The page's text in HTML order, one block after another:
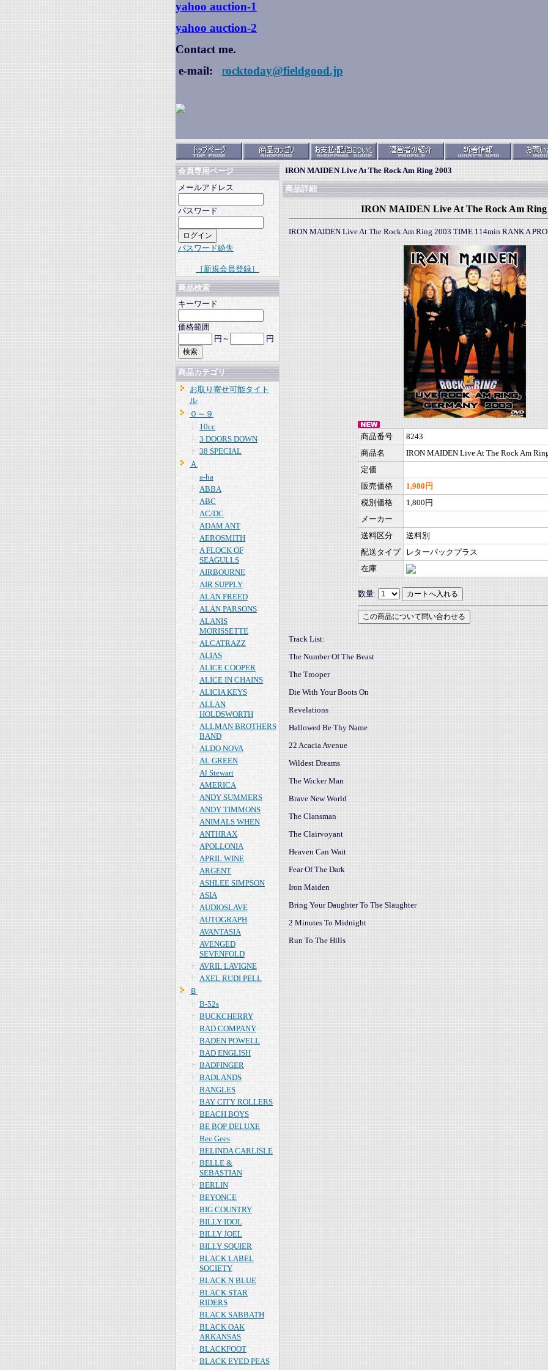
yahoo auction-1
yahoo auction-2
Contact me.
e-mail:
rocktoday@fieldgood.jp
会員専用ページ
メールアドレス
パスワード
パスワード紛失
［新規会員登録］
商品検索
キーワード
価格範囲
円～
円
商品カテゴリ
お取り寄せ可能タイト
ル
０～９
10cc
3 DOORS DOWN
38 SPECIAL
Ａ
a-ha
ABBA
ABC
AC/DC
ADAM ANT
AEROSMITH
A FLOCK OF
SEAGULLS
AIRBOURNE
AIR SUPPLY
ALAN FREED
ALAN PARSONS
ALANIS
MORISSETTE
ALCATRAZZ
ALIAS
ALICE COOPER
ALICE IN CHAINS
ALICIA KEYS
ALLAN
HOLDSWORTH
ALLMAN BROTHERS
BAND
ALDO NOVA
AL GREEN
Al Stewart
AMERICA
ANDY SUMMERS
ANDY TIMMONS
ANIMALS WHEN
ANTHRAX
APOLLONIA
APRIL WINE
ARGENT
ASHLEE SIMPSON
ASIA
AUDIOSLAVE
AUTOGRAPH
AVANTASIA
AVENGED
SEVENFOLD
AVRIL LAVIGNE
AXEL RUDI PELL
Ｂ
B-52s
BUCKCHERRY
BAD COMPANY
BADEN POWELL
BAD ENGLISH
BADFINGER
BADLANDS
BANGLES
BAY CITY ROLLERS
BEACH BOYS
BE BOP DELUXE
Bee Gees
BELINDA CARLISLE
BELLE &
SEBASTIAN
BERLIN
BEYONCE
BIG COUNTRY
BILLY IDOL
BILLY JOEL
BILLY SQUIER
BLACK LABEL
SOCIETY
BLACK N BLUE
BLACK STAR
RIDERS
BLACK SABBATH
BLACK OAK
ARKANSAS
BLACKFOOT
BLACK EYED PEAS
IRON MAIDEN Live At The Rock Am Ring 2003
商品詳細
IRON MAIDEN Live At The Rock Am Ring
IRON MAIDEN Live At The Rock Am Ring 2003 TIME 114min RANK A PRO
商品番号
8243
商品名
IRON MAIDEN Live At The Rock Am
定価
販売価格
1,980円
税別価格
1,800円
メーカー
送料区分
送料別
配送タイプ
レターパックプラス
在庫
数量:
Track List:
The Number Of The Beast
The Trooper
Die With Your Boots On
Revelations
Hallowed Be Thy Name
22 Acacia Avenue
Wildest Dreams
The Wicker Man
Brave New World
The Clansman
The Clairvoyant
Heaven Can Wait
Fear Of The Dark
Iron Maiden
Bring Your Daughter To The Slaughter
2 Minutes To Midnight
Run To The Hills